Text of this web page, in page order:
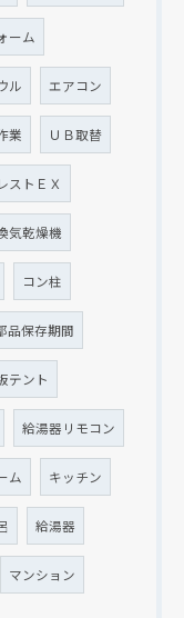
ーム
ル エアコン
業 ＵＢ取替
ストＥＸ
気乾燥機
コン柱
品保存期間
テント
給湯器リモコン
ム キッチン
給湯器
マンション